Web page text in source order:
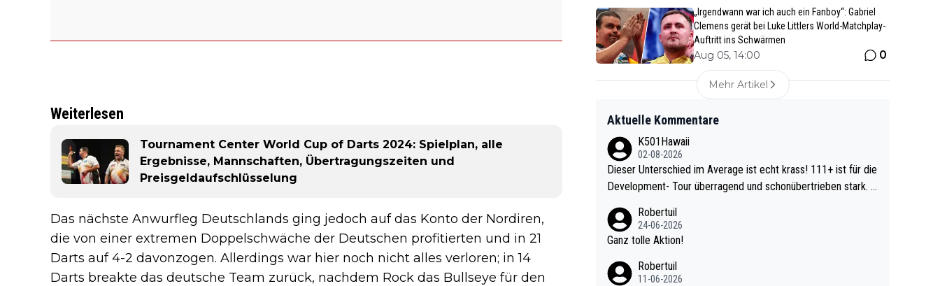
Weiterlesen
Tournament Center World Cup of Darts 2024: Spielplan, alle
Ergebnisse, Mannschaften, Übertragungszeiten und
Preisgeldaufschlüsselung
Das nächste Anwurfleg Deutschlands ging jedoch auf das Konto der Nordiren,
die von einer extremen Doppelschwäche der Deutschen profitierten und in 21
Darts auf 4-2 davonzogen. Allerdings war hier noch nicht alles verloren; in 14
Darts breakte das deutsche Team zurück, nachdem Rock das Bullseye für den
„Irgendwann war ich auch ein Fanboy“: Gabriel
Clemens gerät bei Luke Littlers World-Matchplay-
Auftritt ins Schwärmen
Aug 05, 14:00 0
Mehr Artikel
Aktuelle Kommentare
K501Hawaii
02-08-2026
Dieser Unterschied im Average ist echt krass! 111+ ist für die
Development- Tour überragend und schonübertrieben stark. U
e mal 40+ erst recht. Da gewinnst keinen Blumentopf - ist ja n
och krasser wie ein Pokalspiel eines Kreisligisten vs einem Bu
Robertuil
24-06-2026
Ganz tolle Aktion!
Robertuil
11-06-2026